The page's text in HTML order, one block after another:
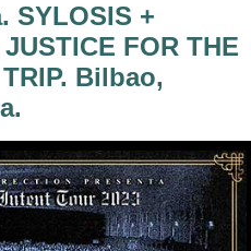
SYLOSIS +
FOR THE
Bilbao,